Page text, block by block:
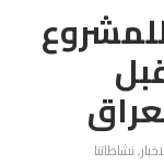
,نشاطاتنا